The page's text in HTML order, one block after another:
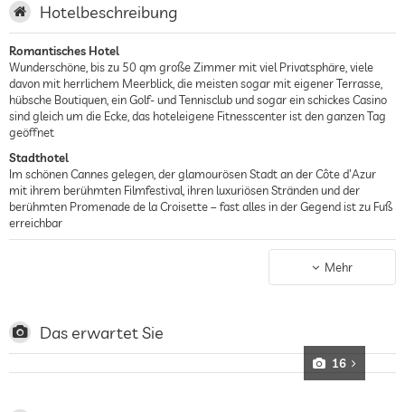
Hotelbeschreibung
Romantisches Hotel
Wunderschöne, bis zu 50 qm große Zimmer mit viel Privatsphäre, viele
davon mit herrlichem Meerblick, die meisten sogar mit eigener Terrasse,
hübsche Boutiquen, ein Golf- und Tennisclub und sogar ein schickes Casino
sind gleich um die Ecke, das hoteleigene Fitnesscenter ist den ganzen Tag
geöffnet
Stadthotel
Im schönen Cannes gelegen, der glamourösen Stadt an der Côte d'Azur
mit ihrem berühmten Filmfestival, ihren luxuriösen Stränden und der
berühmten Promenade de la Croisette – fast alles in der Gegend ist zu Fuß
erreichbar
Sommernächte am Privatstrand mit einem DJ im Hintergrund, dessen
Musik immer wieder dazu einlädt, die Außenwelt zu vergessen und zu
Auswahl an libanesisch inspirierten Menüs
Mehr
Das erwartet Sie
16